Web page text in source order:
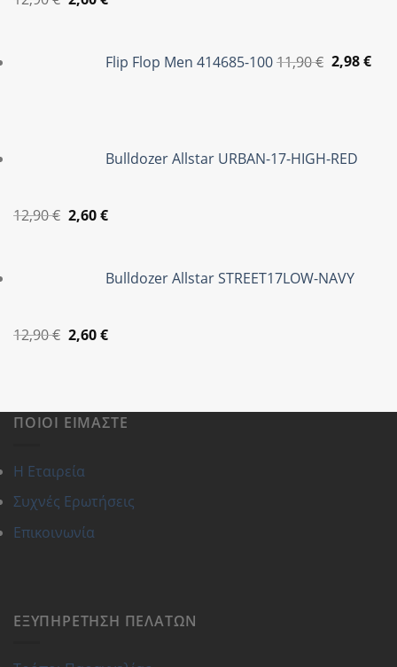
12,90 €.είναι:
Flip Flop Men 414685-10011,90€
was:
2,98€
Bulldozer Allstar URBAN-17-HIGH-RED
12,90€ Original
12,90 €.
2,60€Η
είναι:
Bulldozer Allstar STREET17LOW-NAVY
12,90€ Original
2,60€Η
2,60 €.
ΠΟΙΟΙ ΕΊΜΑΣΤΕ
Η Εταιρεία
Συχνές Ερωτήσεις
Επικοινωνία
ΕΞΥΠΗΡΈΤΗΣΗ ΠΕΛΑΤΏΝ